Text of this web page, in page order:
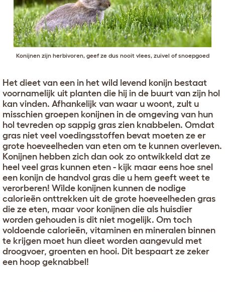
Konijnen zijn herbivoren, geef ze dus nooit vlees, zuivel of snoepgoed
Het dieet van een in het wild levend konijn bestaat
voornamelijk uit planten die hij in de buurt van zijn hol
kan vinden. Afhankelijk van waar u woont, zult u
misschien groepen konijnen in de omgeving van hun
hol tevreden op sappig gras zien knabbelen. Omdat
gras niet veel voedingsstoffen bevat moeten ze er
grote hoeveelheden van eten om te kunnen overleven.
Konijnen hebben zich dan ook zo ontwikkeld dat ze
heel veel gras kunnen eten - kijk maar eens hoe snel
een konijn de handvol gras die u hem geeft weet te
verorberen! Wilde konijnen kunnen de nodige
calorieën onttrekken uit de grote hoeveelheden gras
die ze eten, maar voor konijnen die als huisdier
worden gehouden is dit niet mogelijk. Om toch
voldoende calorieën, vitaminen en mineralen binnen
te krijgen moet hun dieet worden aangevuld met
droogvoer, groenten en hooi. Dit bespaart ze zeker
een hoop geknabbel!